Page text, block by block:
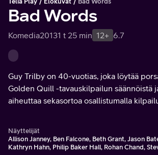
Bad Words
Komedia20131 t 25 min 12+ 6.7
Guy Trilby on 40-vuotias, joka löytää
Golden Quill -tavauskilpailun säännöistä
aiheuttaa sekasortoa osallistumalla
Näyttelijät
Allison Janney, Ben Falcone, Beth Grant, Jason
Kathryn Hahn, Philip Baker Hall, Rohan Chand,